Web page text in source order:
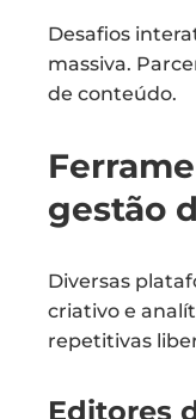
Desafios
massiva.
de conteúdo.
gestão
Diversas
criativo e
repetitivas
Editores